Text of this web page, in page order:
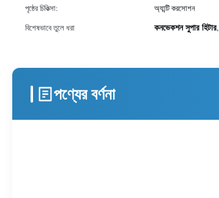
পৃষ্ঠের চিকিত্সা:
অ্যান্টি করসোশন
বিশেষভাবে তুলে ধরা
কনভেকশন সুপার হিটার,
পণ্যের বর্ণনা